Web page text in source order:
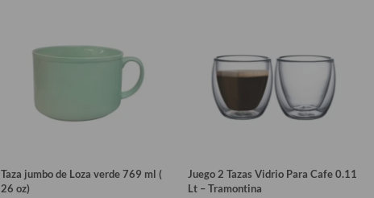
Taza jumbo de Loza verde 769 ml (
26 oz)
Juego 2 Tazas Vidrio Para Cafe 0.11
Lt – Tramontina